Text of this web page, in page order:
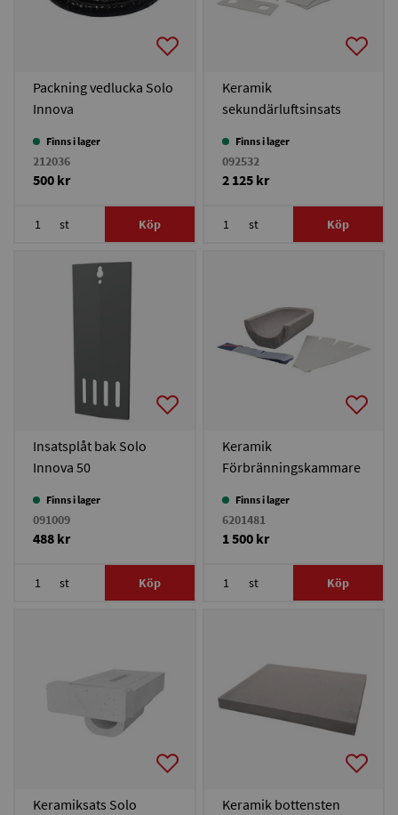
Packning vedlucka Solo
Innova
Finns i lager
212036
500 kr
st Köp
Keramik
sekundärluftsinsats
Plus 30-40/Duo Plus 25
Finns i lager
092532
2 125 kr
st Köp
Insatsplåt bak Solo
Innova 50
Finns i lager
091009
488 kr
st Köp
Keramik
Förbränningskammare
Finns i lager
6201481
1 500 kr
st Köp
Keramiksats Solo
Keramik bottensten